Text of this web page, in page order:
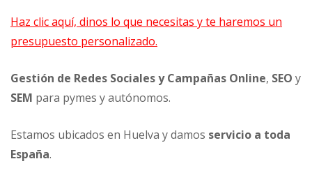
Haz clic aquí, dinos lo que necesitas y te haremos un
presupuesto personalizado.
Gestión de Redes Sociales y Campañas Online, SEO y
SEM para pymes y autónomos.
Estamos ubicados en Huelva y damos servicio a toda
España.